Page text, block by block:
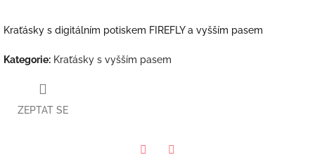
Kraťásky s digitálním potiskem FIREFLY a vyšším pasem
Kategorie: Kraťásky s vyšším pasem
ZEPTAT SE